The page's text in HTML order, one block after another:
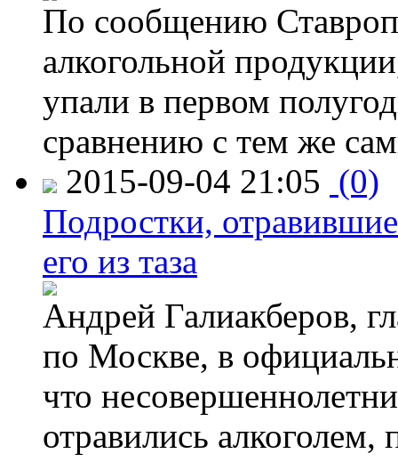
По сообщению
алкогольной
упали в первом
сравнению с тем же
2015-09-04 21:05 (0)
Подростки,
его из таза
Андрей Галиакберов,
по Москве, в
что
отравились